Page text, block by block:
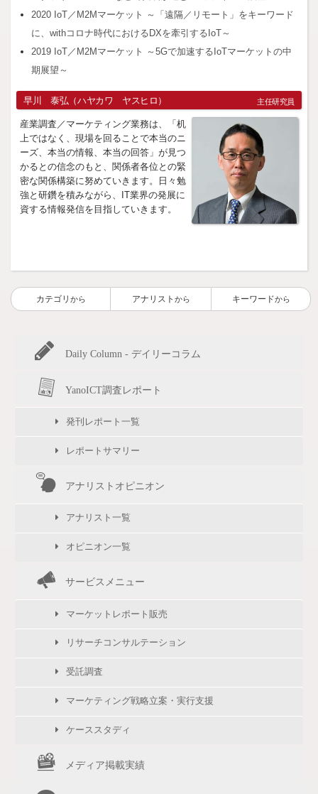
2020 IoT／M2Mマーケット ～「遠隔／リモート」をキーワード
に、withコロナ時代におけるDXを牽引するIoT～
2019 IoT／M2Mマーケット ～5Gで加速するIoTマーケットの中
期展望～
早川 泰弘（ハヤカワ ヤスヒロ） 主任研究員
産業調査／マーケティング業務は、「机
上ではなく、現場を回ることで本当のニ
ーズ、本当の情報、本当の回答」が見つ
かるとの信念のもと、関係者各位との緊
密な関係構築に努めていきます。日々勉
強と研鑽を積みながら、IT業界の発展に
資する情報発信を目指していきます。
カテゴリ から アナリスト から キーワードから
Daily Column - デイリーコラム
YanoICT調査レポート
発刊レポート一覧
レポートサマリー
アナリストオピニオン
アナリスト一覧
オピニオン一覧
サービスメニュー
マーケットレポート販売
リサーチコンサルテーション
受託調査
マーケティング戦略立案・実行支援
ケーススタディ
メディア掲載実績